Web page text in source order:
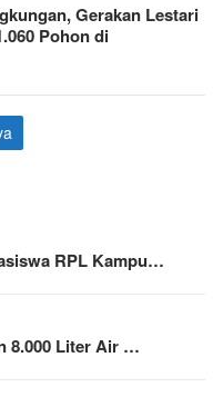
Gerakan Lestari
Pohon di
RPL Kampu…
8.000 Liter Air …